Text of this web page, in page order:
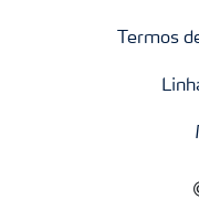
Termos